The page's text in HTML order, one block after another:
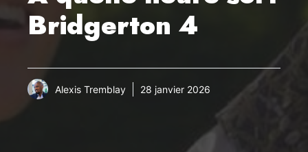
Bridgerton 4
Alexis Tremblay 28 janvier 2026